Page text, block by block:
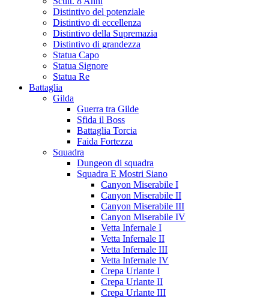
Distintivo del potenziale
Distintivo di eccellenza
Distintivo della Supremazia
Distintivo di grandezza
Statua Capo
Statua Signore
Statua Re
Battaglia
Gilda
Guerra tra Gilde
Sfida il Boss
Battaglia Torcia
Faida Fortezza
Squadra
Dungeon di squadra
Squadra E Mostri Siano
Canyon Miserabile I
Canyon Miserabile II
Canyon Miserabile III
Canyon Miserabile IV
Vetta Infernale I
Vetta Infernale II
Vetta Infernale III
Vetta Infernale IV
Crepa Urlante I
Crepa Urlante II
Crepa Urlante III